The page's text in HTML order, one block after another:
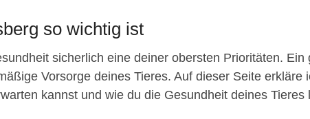
so wichtig ist
sicherlich eine deiner obersten Prioritäten. Ein
Vorsorge deines Tieres. Auf dieser Seite erkläre
kannst und wie du die Gesundheit deines Tieres